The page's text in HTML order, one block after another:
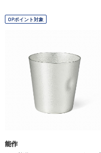
OPポイント対象
能作